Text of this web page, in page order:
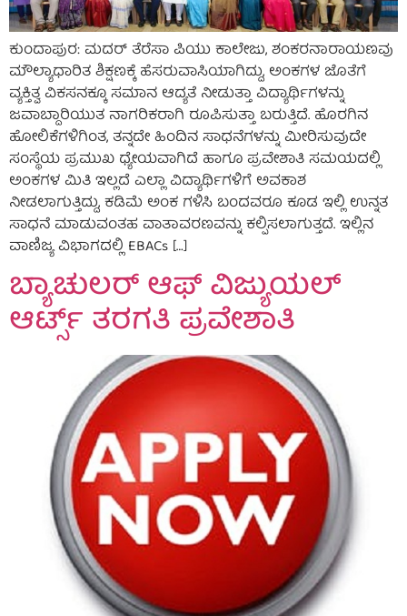
ಕುಂದಾಪುರ: ಮದರ್ ತೆರೆಸಾ ಪಿಯು ಕಾಲೇಜು, ಶಂಕರನಾರಾಯಣವು
ಮೌಲ್ಯಾಧಾರಿತ ಶಿಕ್ಷಣಕ್ಕೆ ಹೆಸರುವಾಸಿಯಾಗಿದ್ದು, ಅಂಕಗಳ ಜೊತೆಗೆ
ವ್ಯಕ್ತಿತ್ವ ವಿಕಸನಕ್ಕೂ ಸಮಾನ ಆದ್ಯತೆ ನೀಡುತ್ತಾ ವಿದ್ಯಾರ್ಥಿಗಳನ್ನು
ಜವಾಬ್ದಾರಿಯುತ ನಾಗರಿಕರಾಗಿ ರೂಪಿಸುತ್ತಾ ಬರುತ್ತಿದೆ. ಹೊರಗಿನ
ಹೋಲಿಕೆಗಳಿಗಿಂತ, ತನ್ನದೇ ಹಿಂದಿನ ಸಾಧನೆಗಳನ್ನು ಮೀರಿಸುವುದೇ
ಸಂಸ್ಥೆಯ ಪ್ರಮುಖ ಧ್ಯೇಯವಾಗಿದೆ ಹಾಗೂ ಪ್ರವೇಶಾತಿ ಸಮಯದಲ್ಲಿ
ಅಂಕಗಳ ಮಿತಿ ಇಲ್ಲದೆ ಎಲ್ಲಾ ವಿದ್ಯಾರ್ಥಿಗಳಿಗೆ ಅವಕಾಶ
ನೀಡಲಾಗುತ್ತಿದ್ದು, ಕಡಿಮೆ ಅಂಕ ಗಳಿಸಿ ಬಂದವರೂ ಕೂಡ ಇಲ್ಲಿ ಉನ್ನತ
ಸಾಧನೆ ಮಾಡುವಂತಹ ವಾತಾವರಣವನ್ನು ಕಲ್ಪಿಸಲಾಗುತ್ತದೆ. ಇಲ್ಲಿನ
ವಾಣಿಜ್ಯ ವಿಭಾಗದಲ್ಲಿ EBACs […]
ಬ್ಯಾಚುಲರ್ ಆಫ್ ವಿಜ್ಯುಯಲ್
ಆರ್ಟ್ಸ್ ತರಗತಿ ಪ್ರವೇಶಾತಿ